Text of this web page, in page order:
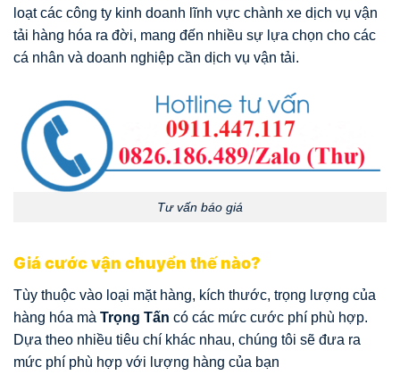
loạt các công ty kinh doanh lĩnh vực chành xe dịch vụ vận
tải hàng hóa ra đời, mang đến nhiều sự lựa chọn cho các
cá nhân và doanh nghiệp cần dịch vụ vận tải.
Tư vấn báo giá
Giá cước vận chuyển thế nào?
Tùy thuộc vào loại mặt hàng, kích thước, trọng lượng của
hàng hóa mà Trọng Tấn có các mức cước phí phù hợp.
Dựa theo nhiều tiêu chí khác nhau, chúng tôi sẽ đưa ra
mức phí phù hợp với lượng hàng của bạn